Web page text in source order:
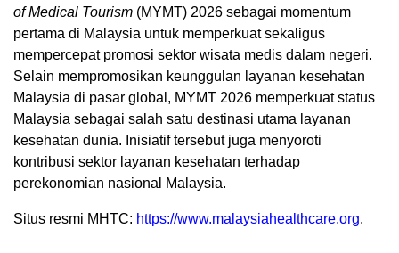
of Medical Tourism (MYMT) 2026 sebagai momentum
pertama di Malaysia untuk memperkuat sekaligus
mempercepat promosi sektor wisata medis dalam negeri.
Selain mempromosikan keunggulan layanan kesehatan
Malaysia di pasar global, MYMT 2026 memperkuat status
Malaysia sebagai salah satu destinasi utama layanan
kesehatan dunia. Inisiatif tersebut juga menyoroti
kontribusi sektor layanan kesehatan terhadap
perekonomian nasional Malaysia.
Situs resmi MHTC: https://www.malaysiahealthcare.org.